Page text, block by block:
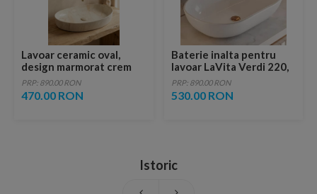
Lavoar ceramic oval,
design marmorat crem
lucios cu vene aurii,
ventil inclus
PRP: 890.00 RON
470.00 RON
Baterie inalta pentru
lavoar LaVita Verdi 220,
fara ventil, brushed
copper
PRP: 890.00 RON
530.00 RON
Istoric